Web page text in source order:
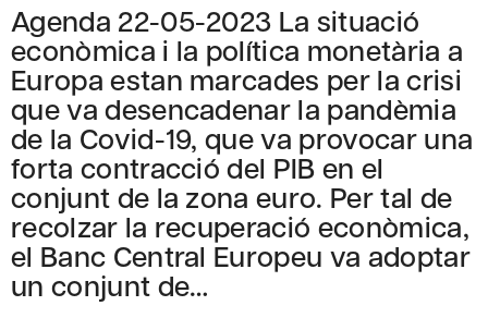
Agenda 22-05-2023 La situació
econòmica i la política monetària a
Europa estan marcades per la crisi
que va desencadenar la pandèmia
de la Covid-19, que va provocar una
forta contracció del PIB en el
conjunt de la zona euro. Per tal de
recolzar la recuperació econòmica,
el Banc Central Europeu va adoptar
un conjunt de…